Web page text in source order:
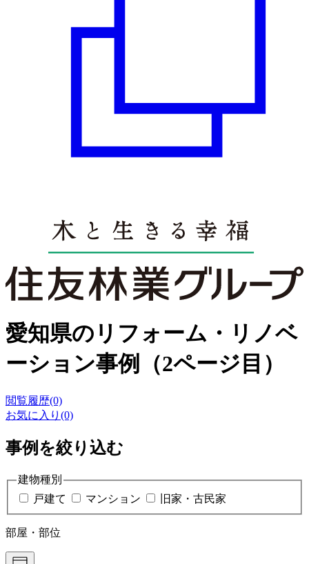
愛知県のリフォーム・リノベ
ーション事例（2ページ目）
閲覧履歴(0)
お気に入り(0)
事例を絞り込む
建物種別
戸建て
マンション 旧家・古民家
部屋・部位